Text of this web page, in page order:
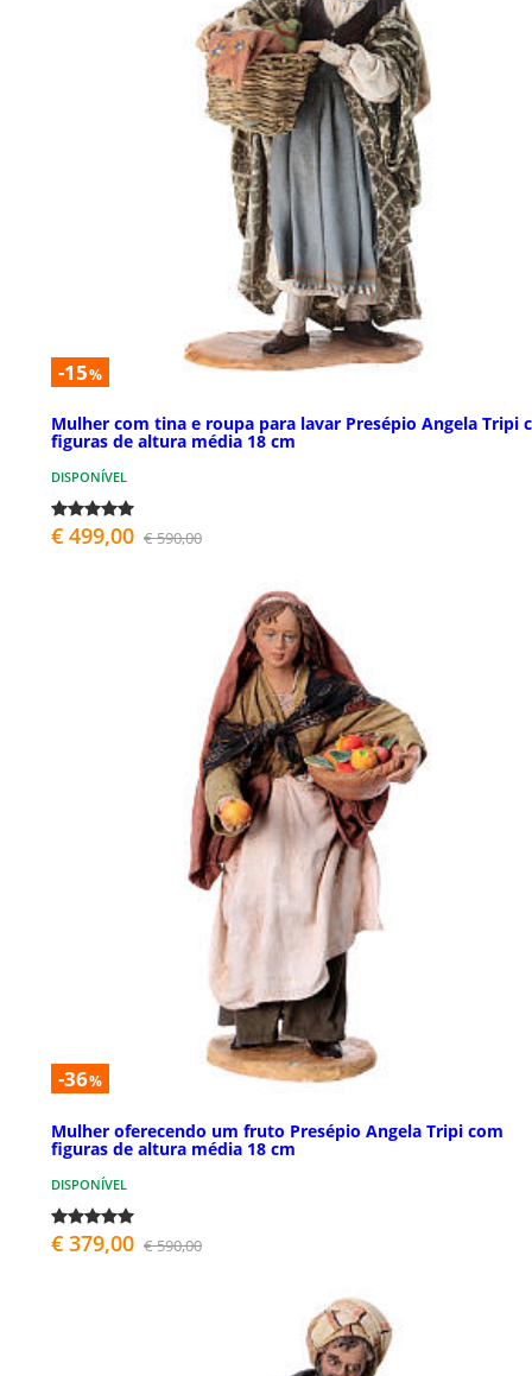
-15%
Mulher com tina e roupa para lavar Presépio Angela Tripi
figuras de altura média 18 cm
DISPONÍVEL
€ 499,00 € 590,00
-36%
Mulher oferecendo um fruto Presépio Angela Tripi com
figuras de altura média 18 cm
DISPONÍVEL
€ 379,00 € 590,00